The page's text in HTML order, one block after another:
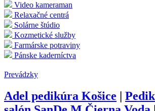
Video kameraman
Relaxačné centrá
Solárne štúdio
Kozmetické služby
Farmárske potraviny
Pánske kaderníctva
Prevádzky
Adel pedikúra Košice